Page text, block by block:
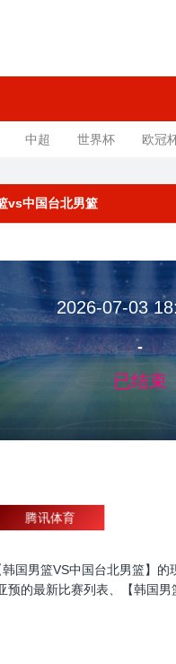
中超 世界杯 欧冠
vs中国台北男篮
2026-07-03
-
已结束
腾讯体育
国男篮VS中国台北男篮】
的最新比赛列表、【韩国